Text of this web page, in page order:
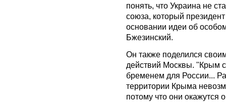
понять, что Украина не
союза, который
основании идеи об
Бжезинский.
Он также поделился
действий Москвы. "Крым
бременем для России...
территории Крыма
потому что они окажутся